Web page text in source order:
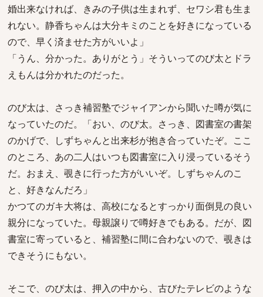
婚出来なければ、きみの子供は生まれず、セワシ君も生ま
れない。静香ちゃんは大分キミのことを好きになっている
ので、早く済ませた方がいいよ」
「うん、分かった。ありがとう」そういってのび太とドラ
えもんは分かれたのだった。
のび太は、さっき補習塾でジャイアンから聞いた噂が気に
なっていたのだ。「おい、のび太。さっき、図書室の書架
のかげで、しずちゃんと出来杉が抱き合っていたぞ。ここ
のところ、あの二人はいつも図書室に入り浸っているそう
だ。おまえ、覗きに行った方がいいぞ。しずちゃんのこ
と、好きなんだろ」
かつてのガキ大将は、高校になるとすっかり面倒見の良い
親分になっていた。母親譲りで噂好きでもある。だが、図
書室に寄っていると、補習塾に間に合わないので、覗きは
できそうにもない。
そこで、のび太は、押入の中から、古びたテレビのような